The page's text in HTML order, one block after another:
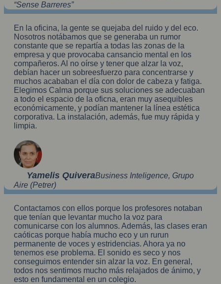
“Sense Barreres”
En la oficina, la gente se quejaba del ruido y del eco.
Nosotros notábamos que se generaba un rumor
constante que se repartía a todas las zonas de la
empresa y que provocaba cansancio mental en los
compañeros. Al no oírse y tener que alzar la voz,
debían hacer un sobreesfuerzo para concentrarse y
muchos acababan el día con dolor de cabeza y fatiga.
Elegimos Calma porque sus soluciones se adecuaban
a todo el espacio de la oficna, eran muy asequibles
económicamente, y podían mantener la línea estética
corporativa. La instalación, además, fue muy rápida y
limpia.
Yamelis QuiveraBusiness Inteligence, Grupo
Aire (Petrer)
Contactamos con ellos porque los profesores notaban
que tenían que levantar mucho la voz para
comunicarse con los alumnos. Además, las clases eran
caóticas porque había mucho eco y un rurun
permanente de voces y estridencias. Ahora ya no
tenemos ese problema. El sonido es seco y nos
conseguimos entender sin alzar la voz. En general,
todos nos sentimos mucho más relajados de ánimo, y
esto en fundamental en un colegio.